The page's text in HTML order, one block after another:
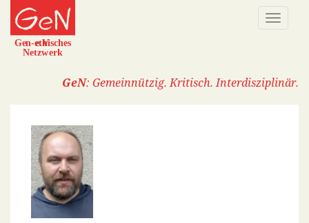
Direkt
zum
Inhalt
GeN: Gemeinnützig. Kritisch. Interdisziplinär.